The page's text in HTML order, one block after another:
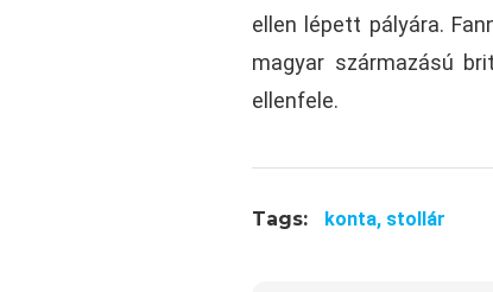
ellen lépett pályára.
magyar származású
ellenfele.
Tags: konta, stollár